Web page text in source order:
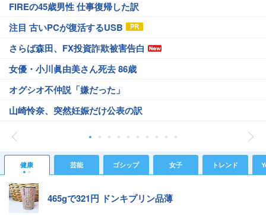
FIREの45歳男性 仕事復帰した訳
注目 古いPCが復活するUSB
さらば森田、FX投資詐欺被害告白
女優・小川眞由美さん死去 86歳
オグシオ不仲説「嫌だった」
山崎怜奈、突然妊娠だけ公表の訳
健康 芸能 ゴシップ 女子 トレンド
465gで321円 ドンキプリン品薄